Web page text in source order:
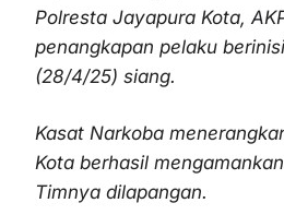
Polresta Jayapura Kota,
penangkapan pelaku
(28/4/25) siang.
Kasat Narkoba
Kota berhasil
Timnya dilapangan.